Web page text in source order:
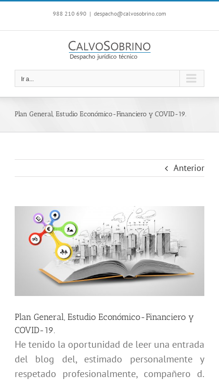
contenido
988 210 690 | despacho@calvosobrino.com
Ir a...
Plan General, Estudio Económico-Financiero y COVID-19.
Anterior
imagen
más
Plan General, Estudio Económico-Financiero y
COVID-19.
He tenido la oportunidad de leer una entrada
del blog del, estimado personalmente y
respetado profesionalmente, compañero d.